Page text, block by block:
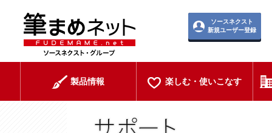
ソースネクスト
新規ユーザー登録
製品情報 楽しむ・使いこなす